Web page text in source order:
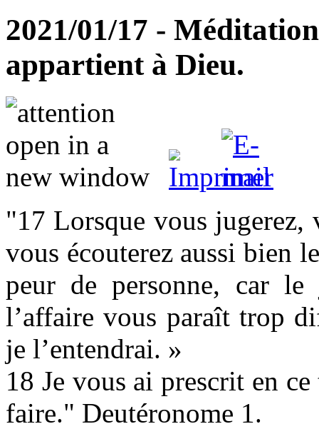
2021/01/17 -
appartient à Dieu.
"17 Lorsque vous jugerez,
vous écouterez aussi bien
peur de personne, car
l’affaire vous paraît trop
je l’entendrai. »
18 Je vous ai prescrit en
faire." Deutéronome 1.